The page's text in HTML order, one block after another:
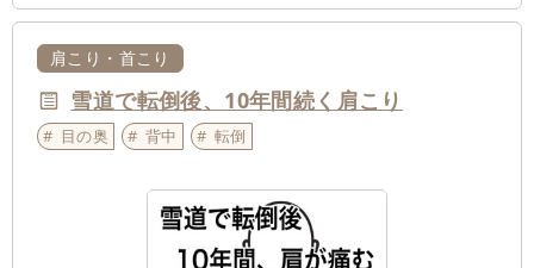
肩こり・首こり
雪道で転倒後、10年間続く肩こり
目の奥 背中 転倒